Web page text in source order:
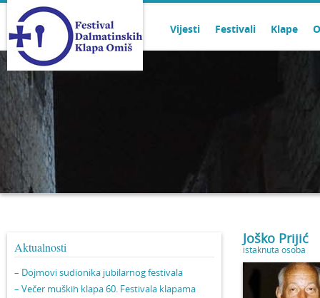
Vijesti Festivali Klape
Aktualnosti
– Dojmovi sudionika jubilarnog festivala
– Večer muških klapa 60. Festivala klapama
Joško Prijić
istaknuta osoba